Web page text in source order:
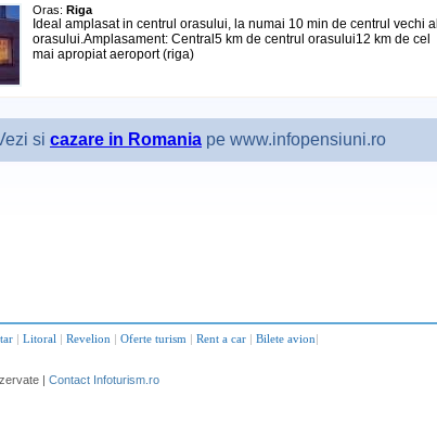
Oras: Riga
Ideal amplasat in centrul orasului, la numai 10 min de centrul vechi al
orasului.Amplasament: Central5 km de centrul orasului12 km de cel
mai apropiat aeroport (riga)
si cazare in Romania pe www.infopensiuni.ro
| Litoral | Revelion | Oferte turism | Rent a car | Bilete avion|
| Contact Infoturism.ro